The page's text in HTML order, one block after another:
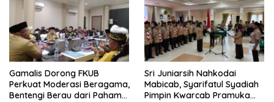
Gamalis Dorong FKUB
Perkuat Moderasi Beragama,
Bentengi Berau dari Paham
Sri Juniarsih Nahkodai
Mabicab, Syarifatul Syadiah
Pimpin Kwarcab Pramuka